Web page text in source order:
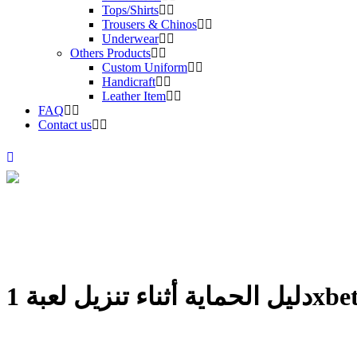
Tops/Shirts
Trousers & Chinos
Underwear
Others Products
Custom Uniform
Handicraft
Leather Item
FAQ
Contact us